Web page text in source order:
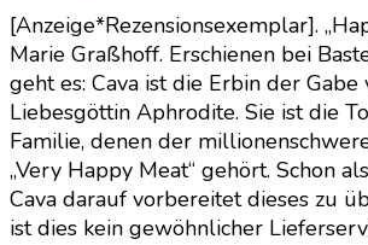
[Anzeige*Rezensionsexemplar].
Marie Graßhoff. Erschienen bei
geht es: Cava ist die Erbin der Gabe
Liebesgöttin Aphrodite. Sie ist die
Familie, denen der
„Very Happy Meat“ gehört. Schon
Cava darauf vorbereitet dieses zu
ist dies kein gewöhnlicher